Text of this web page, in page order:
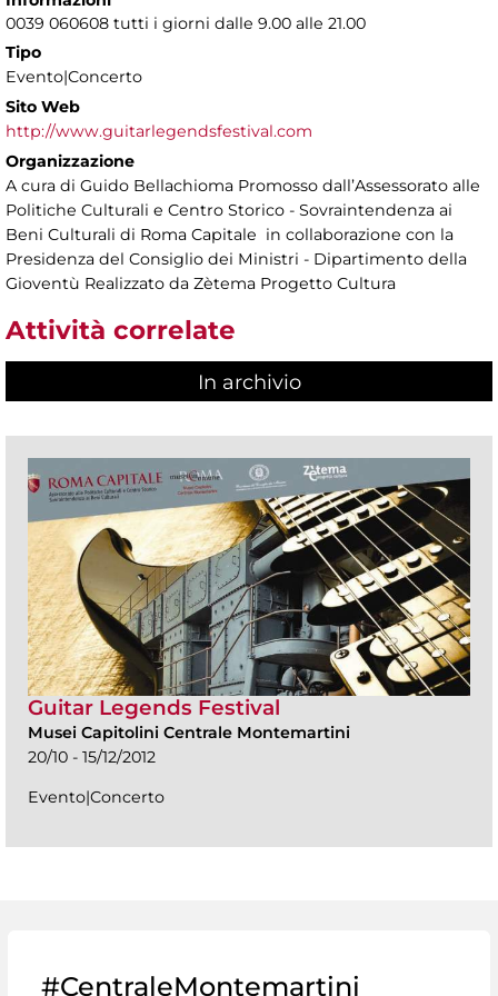
0039 060608 tutti i giorni dalle 9.00 alle 21.00
Tipo
Evento|Concerto
Sito Web
http://www.guitarlegendsfestival.com
Organizzazione
A cura di Guido Bellachioma Promosso dall’Assessorato alle
Politiche Culturali e Centro Storico - Sovraintendenza ai
Beni Culturali di Roma Capitale in collaborazione con la
Presidenza del Consiglio dei Ministri - Dipartimento della
Gioventù Realizzato da Zètema Progetto Cultura
Attività correlate
In archivio
Guitar Legends Festival
Musei Capitolini Centrale Montemartini
20/10 - 15/12/2012
Evento|Concerto
#CentraleMontemartini